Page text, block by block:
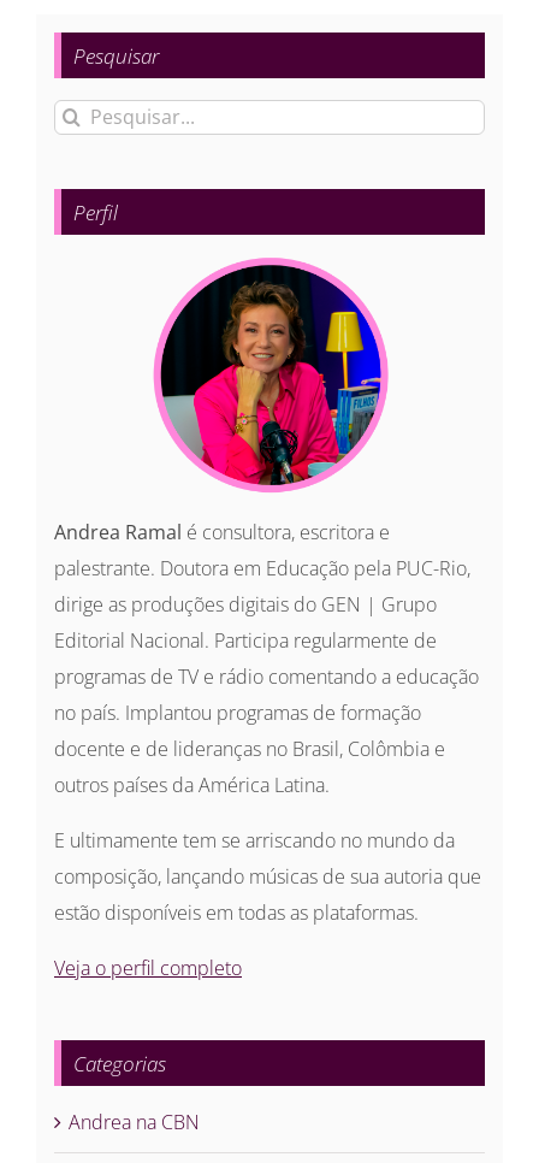
Pesquisar
Buscar
para:
Perfil
Andrea Ramal é consultora, escritora e
palestrante. Doutora em Educação pela PUC-Rio,
dirige as produções digitais do GEN | Grupo
Editorial Nacional. Participa regularmente de
programas de TV e rádio comentando a educação
no país. Implantou programas de formação
docente e de lideranças no Brasil, Colômbia e
outros países da América Latina.
E ultimamente tem se arriscando no mundo da
composição, lançando músicas de sua autoria que
estão disponíveis em todas as plataformas.
Veja o perfil completo
Categorias
Andrea na CBN